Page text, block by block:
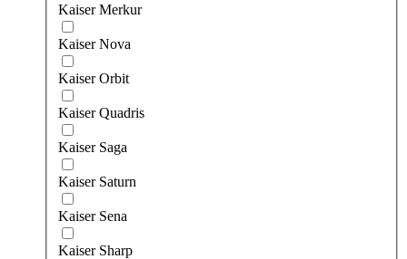
Kaiser Merkur
Kaiser Nova
Kaiser Orbit
Kaiser Quadris
Kaiser Saga
Kaiser Saturn
Kaiser Sena
Kaiser Sharp